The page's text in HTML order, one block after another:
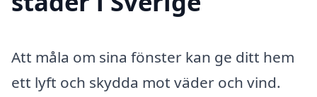
Att måla om sina fönster kan ge ditt hem
ett lyft och skydda mot väder och vind.